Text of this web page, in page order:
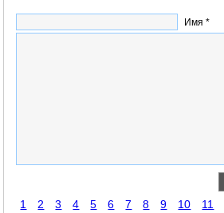
Имя *
1 2 3 4 5 6 7 8 9 10 11